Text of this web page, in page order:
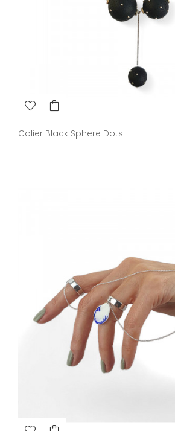
Colier Black Sphere Dots